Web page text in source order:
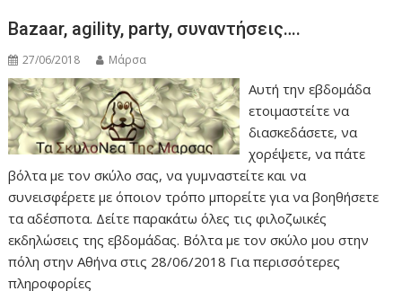
Bazaar, agility, party, συναντήσεις….
27/06/2018 Μάρσα
Αυτή την εβδομάδα
ετοιμαστείτε να
διασκεδάσετε, να
χορέψετε, να πάτε
βόλτα με τον σκύλο σας, να γυμναστείτε και να
συνεισφέρετε με όποιον τρόπο μπορείτε για να βοηθήσετε
τα αδέσποτα. Δείτε παρακάτω όλες τις φιλοζωικές
εκδηλώσεις της εβδομάδας. Βόλτα με τον σκύλο μου στην
πόλη στην Αθήνα στις 28/06/2018 Για περισσότερες
πληροφορίες